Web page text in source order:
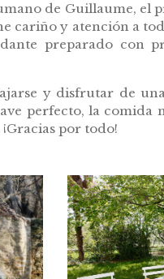
de Guillaume, el
cariño y atención a
preparado con
y disfrutar de
perfecto, la comida
por todo!